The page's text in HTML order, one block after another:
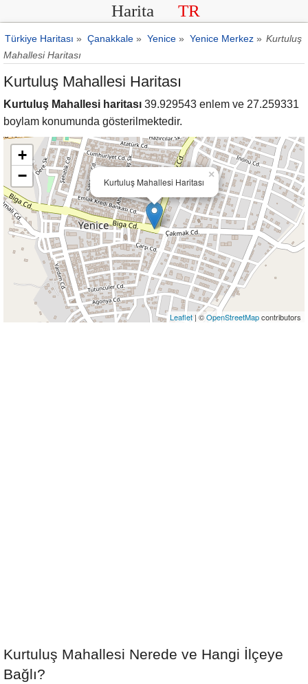
Harita TR
Türkiye Haritası » Çanakkale » Yenice » Yenice Merkez » Kurtuluş
Mahallesi Haritası
Kurtuluş Mahallesi Haritası
Kurtuluş Mahallesi haritası 39.929543 enlem ve 27.259331
boylam konumunda gösterilmektedir.
Kurtuluş Mahallesi Haritası
×
+
−
Leaflet| ©OpenStreetMapcontributors
Kurtuluş Mahallesi Nerede ve Hangi İlçeye
Bağlı?